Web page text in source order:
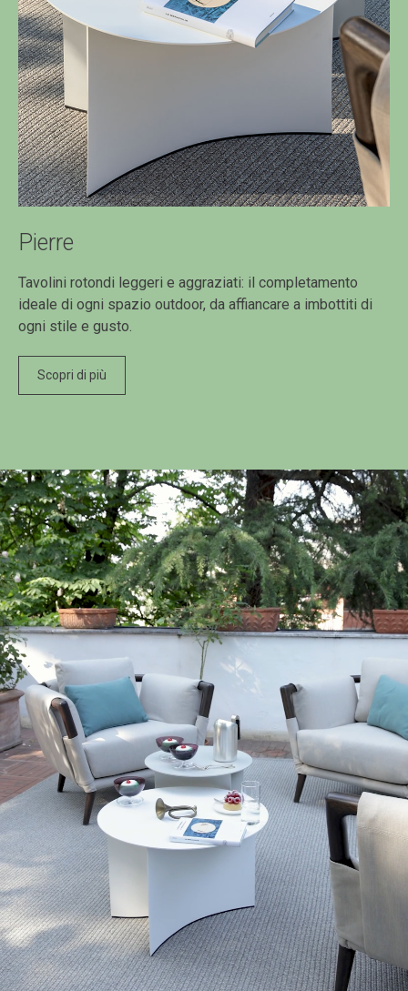
Gaudí è un omaggio alla nobiltà e alla naturalità del legno.
Un progetto reso possibile dall’abilità ebanistica e dalle
capacità sartoriali che da sempre contraddistinguono Flou.
Scopri di più
Pierre
Tavolini rotondi leggeri e aggraziati: il completamento
ideale di ogni spazio outdoor, da affiancare a imbottiti di
ogni stile e gusto.
Scopri di più